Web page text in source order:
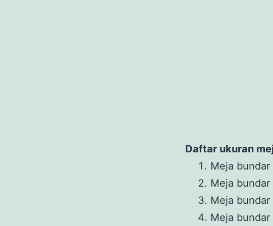
Daftar ukuran
Meja
Meja
Meja
Meja